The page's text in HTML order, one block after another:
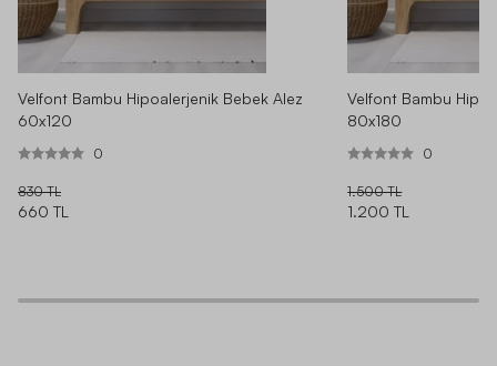
Yine de teşekkürler.
**** ****
Velfont Bambu Hipoalerjenik Bebek Alez
60x120
0
830 TL
660 TL
Velfont Bambu
80x180
0
1.500 TL
1.200 TL